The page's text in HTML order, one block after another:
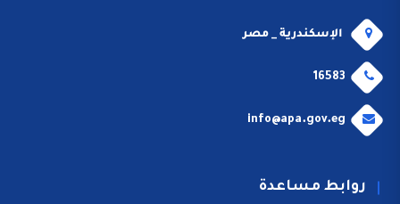
الإسكندرية _ مصر
16583
info@apa.gov.eg
روابط مساعدة